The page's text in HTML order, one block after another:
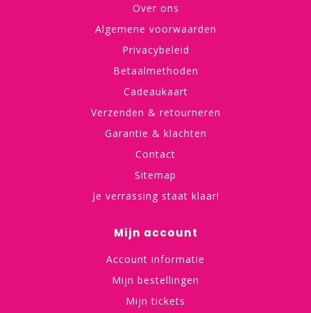
Over ons
Algemene voorwaarden
Privacybeleid
Betaalmethoden
Cadeaukaart
Verzenden & retourneren
Garantie & klachten
Contact
Sitemap
Je verrassing staat klaar!
Mijn account
Account informatie
Mijn bestellingen
Mijn tickets